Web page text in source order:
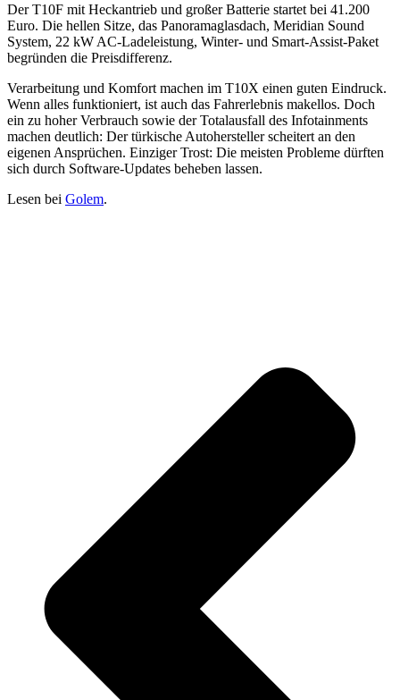
Der T10F mit Heckantrieb und großer Batterie startet bei 41.200
Euro. Die hellen Sitze, das Panoramaglasdach, Meridian Sound
System, 22 kW AC-Ladeleistung, Winter- und Smart-Assist-Paket
begründen die Preisdifferenz.
Verarbeitung und Komfort machen im T10X einen guten Eindruck.
Wenn alles funktioniert, ist auch das Fahrerlebnis makellos. Doch
ein zu hoher Verbrauch sowie der Totalausfall des Infotainments
machen deutlich: Der türkische Autohersteller scheitert an den
eigenen Ansprüchen. Einziger Trost: Die meisten Probleme dürften
sich durch Software-Updates beheben lassen.
Lesen bei Golem.